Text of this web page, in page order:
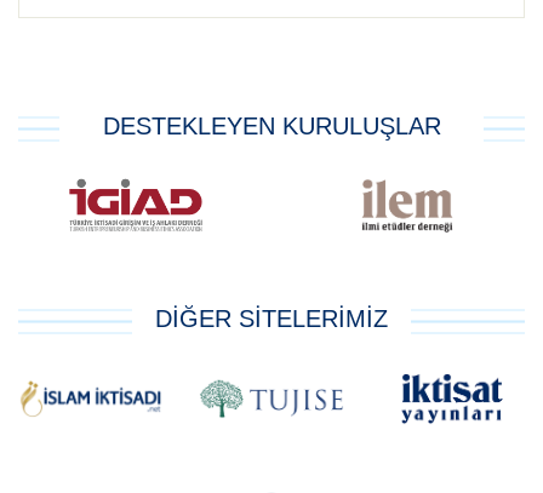
DESTEKLEYEN KURULUŞLAR
DİĞER SİTELERİMİZ